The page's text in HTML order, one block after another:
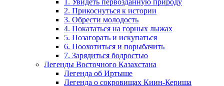
1. Увидеть первозданную природу
2. Прикоснуться к истории
3. Обрести молодость
4. Покататься на горных лыжах
5. Позагорать и искупаться
6. Поохотиться и порыбачить
7. Зарядиться бодростью
Легенды Восточного Казахстана
Легенда об Иртыше
Легенда о сокровищах Киин-Кериша